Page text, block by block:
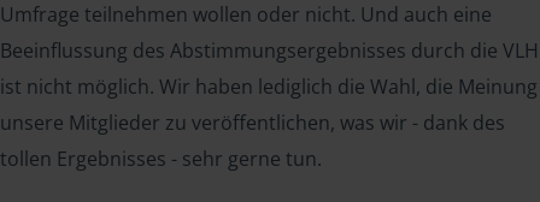
Umfrage teilnehmen wollen oder nicht. Und auch eine
Beeinflussung des Abstimmungsergebnisses durch die VLH
ist nicht möglich. Wir haben lediglich die Wahl, die Meinung
unsere Mitglieder zu veröffentlichen, was wir - dank des
tollen Ergebnisses - sehr gerne tun.